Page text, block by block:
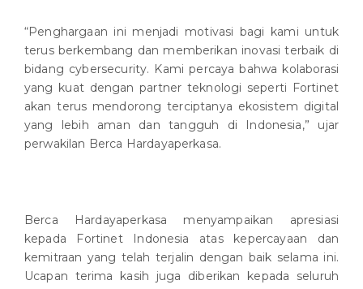
“Penghargaan ini menjadi motivasi bagi kami untuk
terus berkembang dan memberikan inovasi terbaik di
bidang cybersecurity. Kami percaya bahwa kolaborasi
yang kuat dengan partner teknologi seperti Fortinet
akan terus mendorong terciptanya ekosistem digital
yang lebih aman dan tangguh di Indonesia,” ujar
perwakilan Berca Hardayaperkasa.
Berca Hardayaperkasa menyampaikan apresiasi
kepada Fortinet Indonesia atas kepercayaan dan
kemitraan yang telah terjalin dengan baik selama ini.
Ucapan terima kasih juga diberikan kepada seluruh